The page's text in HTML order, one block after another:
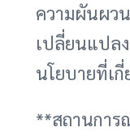
ความผันผว
เปลี่ยนแปล
นโยบายที่เ
**สถานการ